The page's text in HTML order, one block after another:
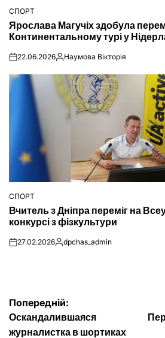
ОПУБЛІКУВАТИ
У
СПОРТ
Ярослава Магучіх здобула
Континентальному турі у
on22.06.2026Опубліковано
Наумова Вікторія
ОПУБЛІКУВАТИ
У
СПОРТ
Вчитель з Дніпра переміг на
конкурсі з фізкультури
on27.02.2026Опубліковано
dpchas_admin
Навігація
Попередній:
Оскандалившаяся
журналистка в шортиках